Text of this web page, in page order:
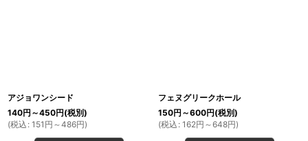
アジョワンシード
140円 ～450円(税別)
(税込 : 151 円 ～486円)
フェヌグリークホール
150円 ～600円(税別)
(税込 : 162円 ～648円)